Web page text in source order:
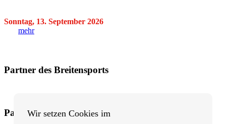
Wir setzen Cookies im
Sonntag, 13. September 2026
mehr
Partner des Breitensports
Partner von BRV-Breitensport.de